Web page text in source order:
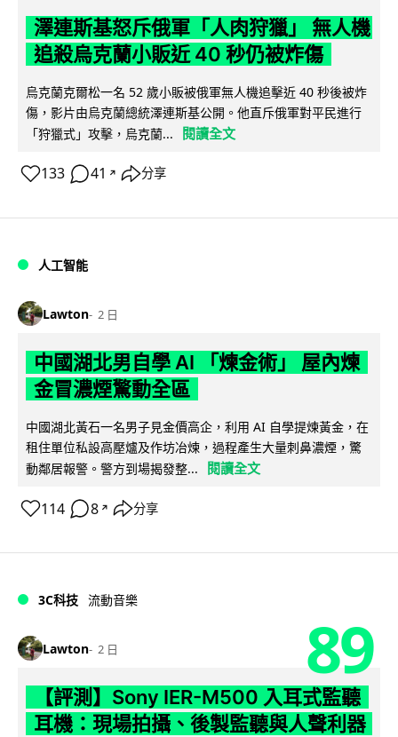
澤連斯基怒斥俄軍「人肉狩獵」 無人機
追殺烏克蘭小販近 40 秒仍被炸傷
烏克蘭克爾松一名 52 歲小販被俄軍無人機追擊近 40 秒後被炸
傷，影片由烏克蘭總統澤連斯基公開。他直斥俄軍對平民進行
「狩獵式」攻擊，烏克蘭...
閱讀全文
133 41 ↗ 分享
人工智能
Lawton 2 日
中國湖北男自學 AI 「煉金術」 屋內煉
金冒濃煙驚動全區
中國湖北黃石一名男子見金價高企，利用 AI 自學提煉黃金，在
租住單位私設高壓爐及作坊冶煉，過程產生大量刺鼻濃煙，驚
動鄰居報警。警方到場揭發整...
閱讀全文
114 8 ↗ 分享
3C科技 流動音樂
Lawton 2 日 89
【評測】Sony IER-M500 入耳式監聽
耳機：現場拍攝、後製監聽與人聲利器